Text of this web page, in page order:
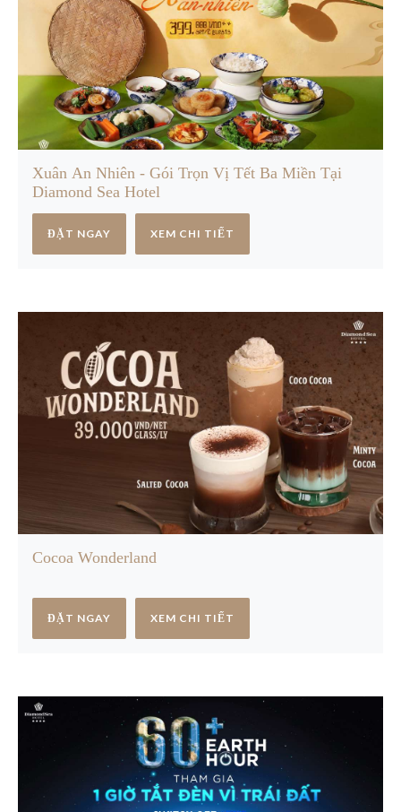
Xuân An Nhiên - Gói Trọn Vị Tết Ba Miền Tại
Diamond Sea Hotel
ĐẶT NGAY XEM CHI TIẾT
Cocoa Wonderland
ĐẶT NGAY XEM CHI TIẾT